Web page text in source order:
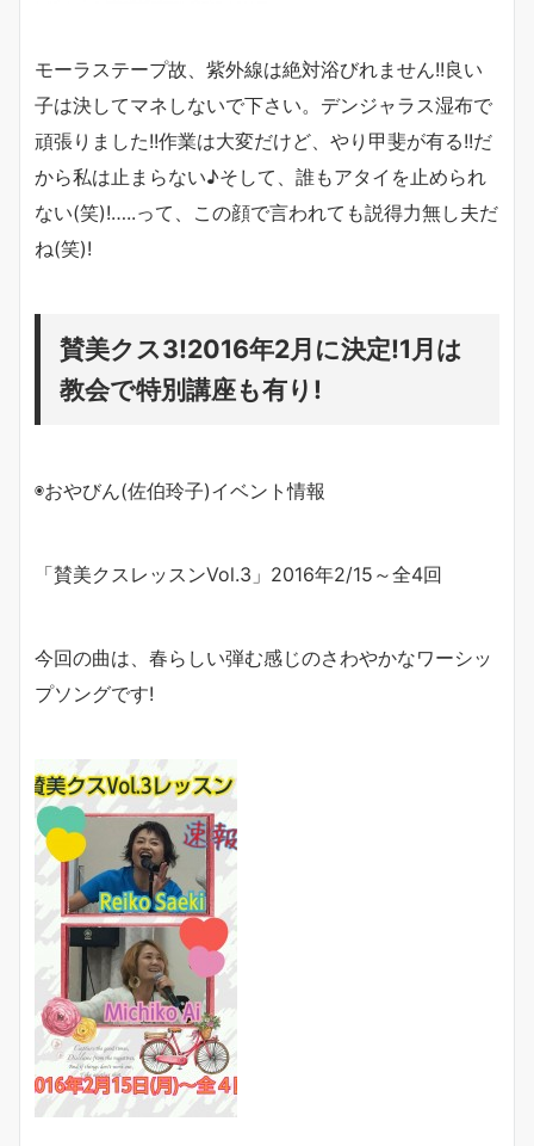
モーラステープ故、紫外線は絶対浴びれません!!良い
子は決してマネしないで下さい。デンジャラス湿布で
頑張りました!!作業は大変だけど、やり甲斐が有る!!だ
から私は止まらない♪そして、誰もアタイを止められ
ない(笑)!…..って、この顔で言われても説得力無し夫だ
ね(笑)!
賛美クス3!2016年2月に決定!1月は
教会で特別講座も有り!
◉おやびん(佐伯玲子)イベント情報
「賛美クスレッスンVol.3 」 2016年2/15 ～全4回
今回の曲は、春らしい弾む感じのさわやかなワーシッ
プソングです!